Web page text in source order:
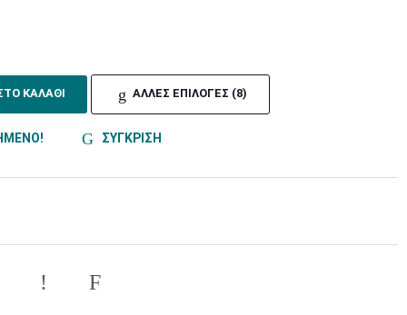
ΚΑΛΑΘΙ ΑΛΛΕΣ ΕΠΙΛΟΓΕΣ (8)
ΣΥΓΚΡΙΣΗ